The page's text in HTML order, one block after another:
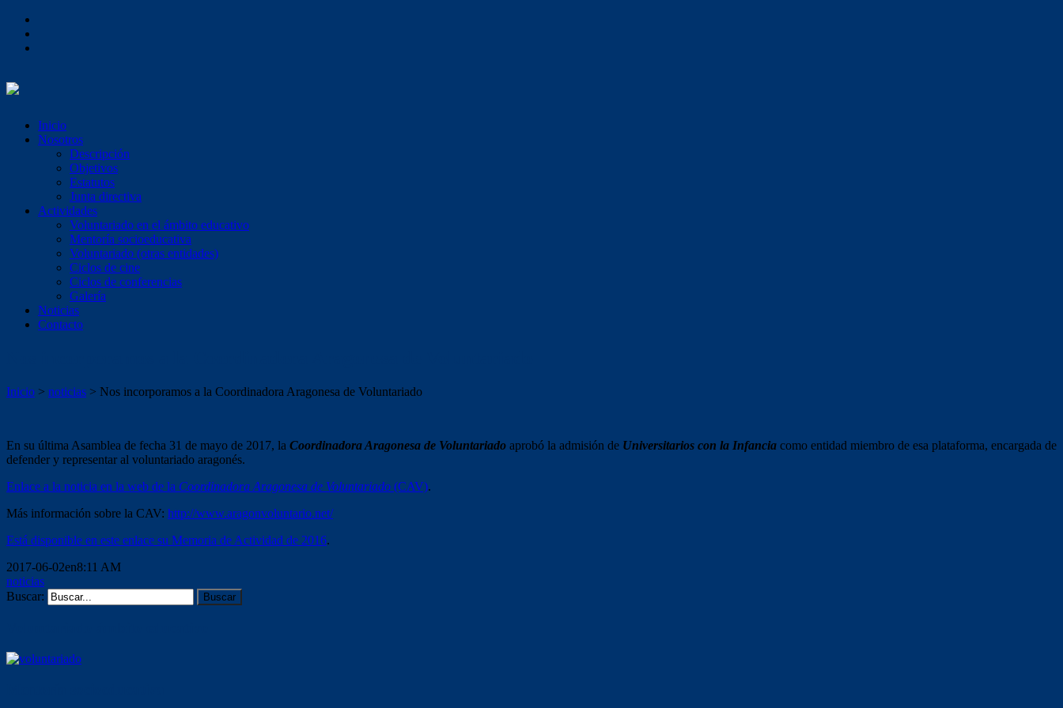
Inicio
Nosotros
Descripción
Objetivos
Estatutos
Junta directiva
Actividades
Voluntariado en el ámbito educativo
Mentoría socioeducativa
Voluntariado (otras entidades)
Ciclos de cine
Ciclos de conferencias
Galería
Noticias
Contacto
Inicio > noticias > Nos incorporamos a la Coordinadora Aragonesa de Voluntariado
En su última Asamblea de fecha 31 de mayo de 2017, la Coordinadora Aragonesa de Voluntariado aprobó la admisión de Universitarios con la Infancia como entidad miembro de esa plataforma, encargada de
defender y representar al voluntariado aragonés.
Enlace a la noticia en la web de la Coordinadora Aragonesa de Voluntariado (CAV).
Más información sobre la CAV: http://www.aragonvoluntario.net/
Está disponible en este enlace su Memoria de Actividad de 2016.
2017-06-02en8:11 AM
noticias
Buscar: